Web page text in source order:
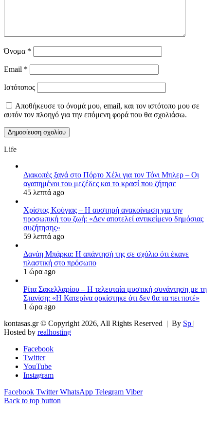
Όνομα *
Email *
Ιστότοπος
Αποθήκευσε το όνομά μου, email, και τον ιστότοπο μου σε
αυτόν τον πλοηγό για την επόμενη φορά που θα σχολιάσω.
Life
Διακοπές ξανά στο Πόρτο Χέλι για τον Τόνι Μπλερ – Οι
αγαπημένοι του μεζέδες και το κρασί που ζήτησε
45 λεπτά ago
Χρίστος Κούγιας – Η αυστηρή ανακοίνωση για την
προσωπική του ζωή: «Δεν αποτελεί αντικείμενο δημόσιας
συζήτησης»
59 λεπτά ago
Δανάη Μπάρκα: Η απάντησή της σε σχόλιο ότι έκανε
πλαστική στο πρόσωπο
1 ώρα ago
Ρίτα Σακελλαρίου – Η τελευταία μυστική συνάντηση με τη
Στανίση: «Η Κατερίνα ορκίστηκε ότι δεν θα τα πει ποτέ»
1 ώρα ago
kontasas.gr © Copyright 2026, All Rights Reserved | By Sp |
Hosted by realhosting
Facebook
Twitter
YouTube
Instagram
Facebook Twitter WhatsApp Telegram Viber
Back to top button